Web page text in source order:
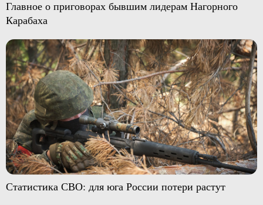
Главное о приговорах бывшим лидерам Нагорного
Карабаха
Статистика СВО: для юга России потери растут